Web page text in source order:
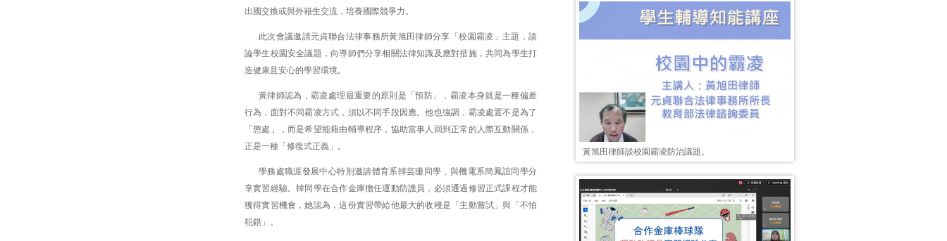
黃旭田律師談校園霸凌防治議題。
出國交換或與外籍生交流，培養國際競爭力。
此次會議邀請元貞聯合法律事務所黃旭田律師分享「校園霸凌」主題，談
論學生校園安全議題，向導師們分享相關法律知識及應對措施，共同為學生打
造健康且安心的學習環境。
黃律師認為，霸凌處理最重要的原則是「預防」，霸凌本身就是一種偏差
行為，面對不同霸凌方式，須以不同手段因應。他也強調，霸凌處置不是為了
「懲處」，而是希望能藉由輔導程序，協助當事人回到正常的人際互動關係，
正是一種「修復式正義」。
學務處職涯發展中心特別邀請體育系韓芸珊同學，與機電系簡鳳誼同學分
享實習經驗。韓同學在合作金庫擔任運動防護員，必須通過修習正式課程才能
獲得實習機會，她認為，這份實習帶給他最大的收穫是「主動嘗試」與「不怕
犯錯」。